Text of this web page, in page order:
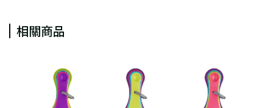
相關商品